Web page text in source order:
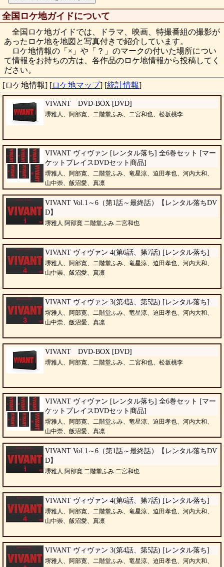
全国ロケ地ガイドについて
全国ロケ地ガイドでは、ドラマ、映画、特撮番組の撮影が
あったロケ地を地図と写真付きで紹介しています。
ロケ地情報の「×」や「？」のマークの付いた場所につい
て情報をお持ちの方は、各作品のロケ地情報から投稿してく
ださい。
[ロケ地情報] [ロケ地マップ] [統計情報]
VIVANT DVD-BOX [DVD]
堺雅人、阿部寛、二階堂ふみ、二宮和也、松坂桃李
VIVANT ヴィヴァン [レンタル落ち] 全6巻セット [マー
ケットプレイスDVDセット商品]
堺雅人、阿部寛、二階堂ふみ、竜星涼、迫田孝也、河内大和、
山中崇、飯沼愛、真凛
VIVANT Vol.1～6（第1話～最終話）【レンタル落ちDV
D】
堺雅人 阿部寛 二階堂ふみ 二宮和也
VIVANT ヴィヴァン 4(第6話、第7話) [レンタル落ち]
堺雅人、阿部寛、二階堂ふみ、竜星涼、迫田孝也、河内大和、
山中崇、飯沼愛、真凛
VIVANT ヴィヴァン 3(第4話、第5話) [レンタル落ち]
堺雅人、阿部寛、二階堂ふみ、竜星涼、迫田孝也、河内大和、
山中崇、飯沼愛、真凛
VIVANT DVD-BOX [DVD]
堺雅人、阿部寛、二階堂ふみ、二宮和也、松坂桃李
VIVANT ヴィヴァン [レンタル落ち] 全6巻セット [マー
ケットプレイスDVDセット商品]
堺雅人、阿部寛、二階堂ふみ、竜星涼、迫田孝也、河内大和、
山中崇、飯沼愛、真凛
VIVANT Vol.1～6（第1話～最終話）【レンタル落ちDV
D】
堺雅人 阿部寛 二階堂ふみ 二宮和也
VIVANT ヴィヴァン 4(第6話、第7話) [レンタル落ち]
堺雅人、阿部寛、二階堂ふみ、竜星涼、迫田孝也、河内大和、
山中崇、飯沼愛、真凛
VIVANT ヴィヴァン 3(第4話、第5話) [レンタル落ち]
堺雅人、阿部寛、二階堂ふみ、竜星涼、迫田孝也、河内大和、